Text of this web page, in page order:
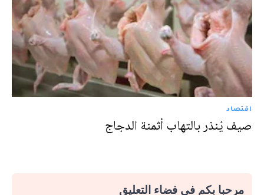
اقتصاد
صيف يُنذر بالتهاب أثمنة الدجاج
مرحبا بكم في فضاء التعليق